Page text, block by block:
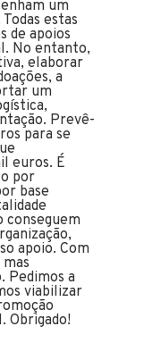
um
estas
de apoios
No entanto,
elaborar
a
um
Prevê-
para se
euros. É
por
base
conseguem
apoio. Com
Pedimos a
viabilizar
Obrigado!